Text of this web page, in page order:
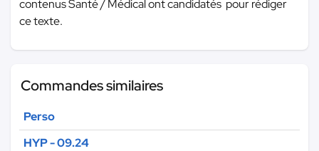
contenus Santé / Médical ont candidatés pour rédiger
ce texte.
Commandes similaires
Perso
HYP - 09.24